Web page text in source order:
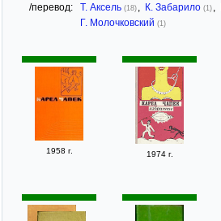
/перевод: Т. Аксель (18) , К. Забарило (1) ,
Г. Молочковский (1)
1958 г. 1974 г.